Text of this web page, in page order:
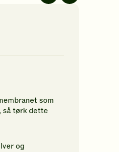
som
så tørk dette
og